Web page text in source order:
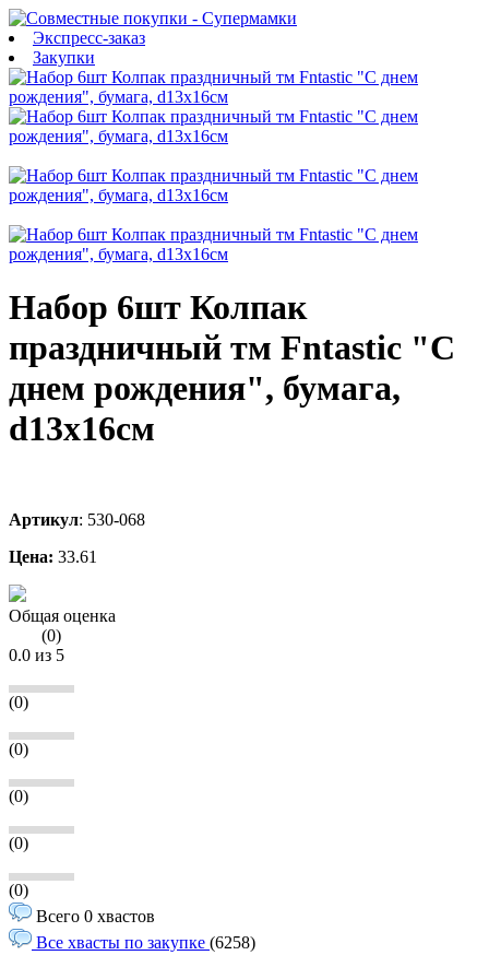
Экспресс-заказ
Закупки
Набор 6шт Колпак
праздничный тм Fntastic "С
днем рождения", бумага,
d13х16см
Артикул: 530-068
Цена: 33.61
Общая оценка
(0)
0.0 из 5
(0)
(0)
(0)
(0)
(0)
Всего 0 хвастов
Все хвасты по закупке (6258)